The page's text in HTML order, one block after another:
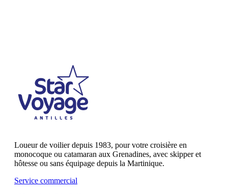
Loueur de voilier depuis 1983, pour votre croisière en
monocoque ou catamaran aux Grenadines, avec skipper et
hôtesse ou sans équipage depuis la Martinique.
Service commercial